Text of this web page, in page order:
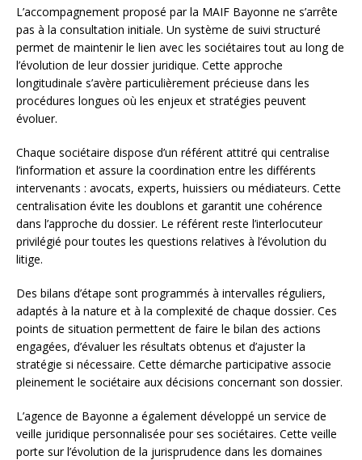
L’accompagnement proposé par la MAIF Bayonne ne s’arrête
pas à la consultation initiale. Un système de suivi structuré
permet de maintenir le lien avec les sociétaires tout au long de
l’évolution de leur dossier juridique. Cette approche
longitudinale s’avère particulièrement précieuse dans les
procédures longues où les enjeux et stratégies peuvent
évoluer.
Chaque sociétaire dispose d’un référent attitré qui centralise
l’information et assure la coordination entre les différents
intervenants : avocats, experts, huissiers ou médiateurs. Cette
centralisation évite les doublons et garantit une cohérence
dans l’approche du dossier. Le référent reste l’interlocuteur
privilégié pour toutes les questions relatives à l’évolution du
litige.
Des bilans d’étape sont programmés à intervalles réguliers,
adaptés à la nature et à la complexité de chaque dossier. Ces
points de situation permettent de faire le bilan des actions
engagées, d’évaluer les résultats obtenus et d’ajuster la
stratégie si nécessaire. Cette démarche participative associe
pleinement le sociétaire aux décisions concernant son dossier.
L’agence de Bayonne a également développé un service de
veille juridique personnalisée pour ses sociétaires. Cette veille
porte sur l’évolution de la jurisprudence dans les domaines